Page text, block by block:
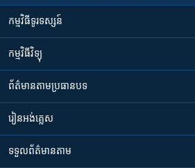
កម្មវិធី​ទូរទស្សន៍
កម្មវិធី​វិទ្យុ
ព័ត៌មាន​តាមប្រធានបទ​
រៀន​​អង់គ្លេស
ទទួល​ព័ត៌មាន​តាម